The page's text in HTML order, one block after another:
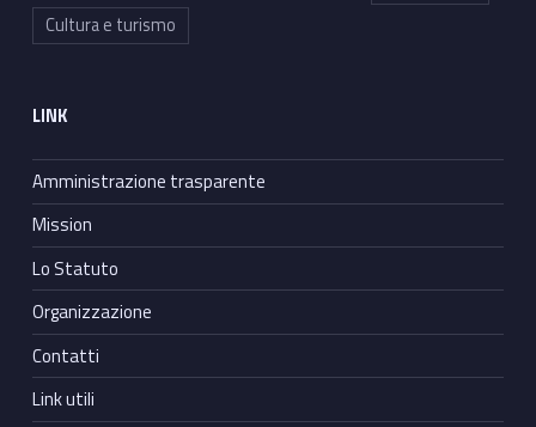
Cultura e turismo
LINK
Amministrazione trasparente
Mission
Lo Statuto
Organizzazione
Contatti
Link utili